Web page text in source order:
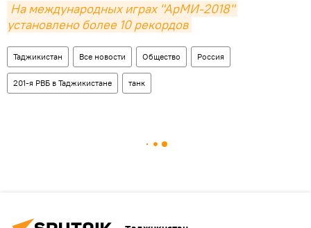
На международных играх "АрМИ-2018"
установлено более 10 рекордов
Таджикистан Все новости Общество Россия
201-я РВБ в Таджикистане танк